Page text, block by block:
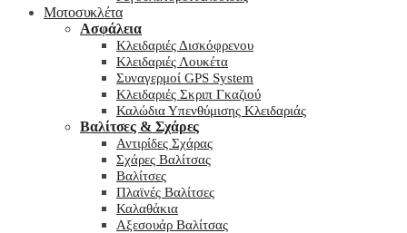
Μοτοσυκλέτα
Ασφάλεια
Κλειδαριές Δισκόφρενου
Κλειδαριές Λουκέτα
Συναγερμοί GPS System
Κλειδαριές Σκριπ Γκαζιού
Καλώδια Υπενθύμισης Κλειδαριάς
Βαλίτσες & Σχάρες
Αντιρίδες Σχάρας
Σχάρες Βαλίτσας
Βαλίτσες
Πλαϊνές Βαλίτσες
Καλαθάκια
Αξεσουάρ Βαλίτσας